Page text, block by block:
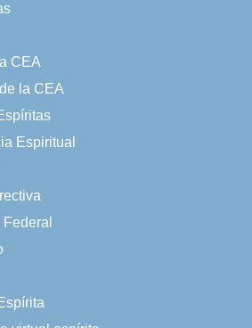
CEA
la CEA
Espiritual